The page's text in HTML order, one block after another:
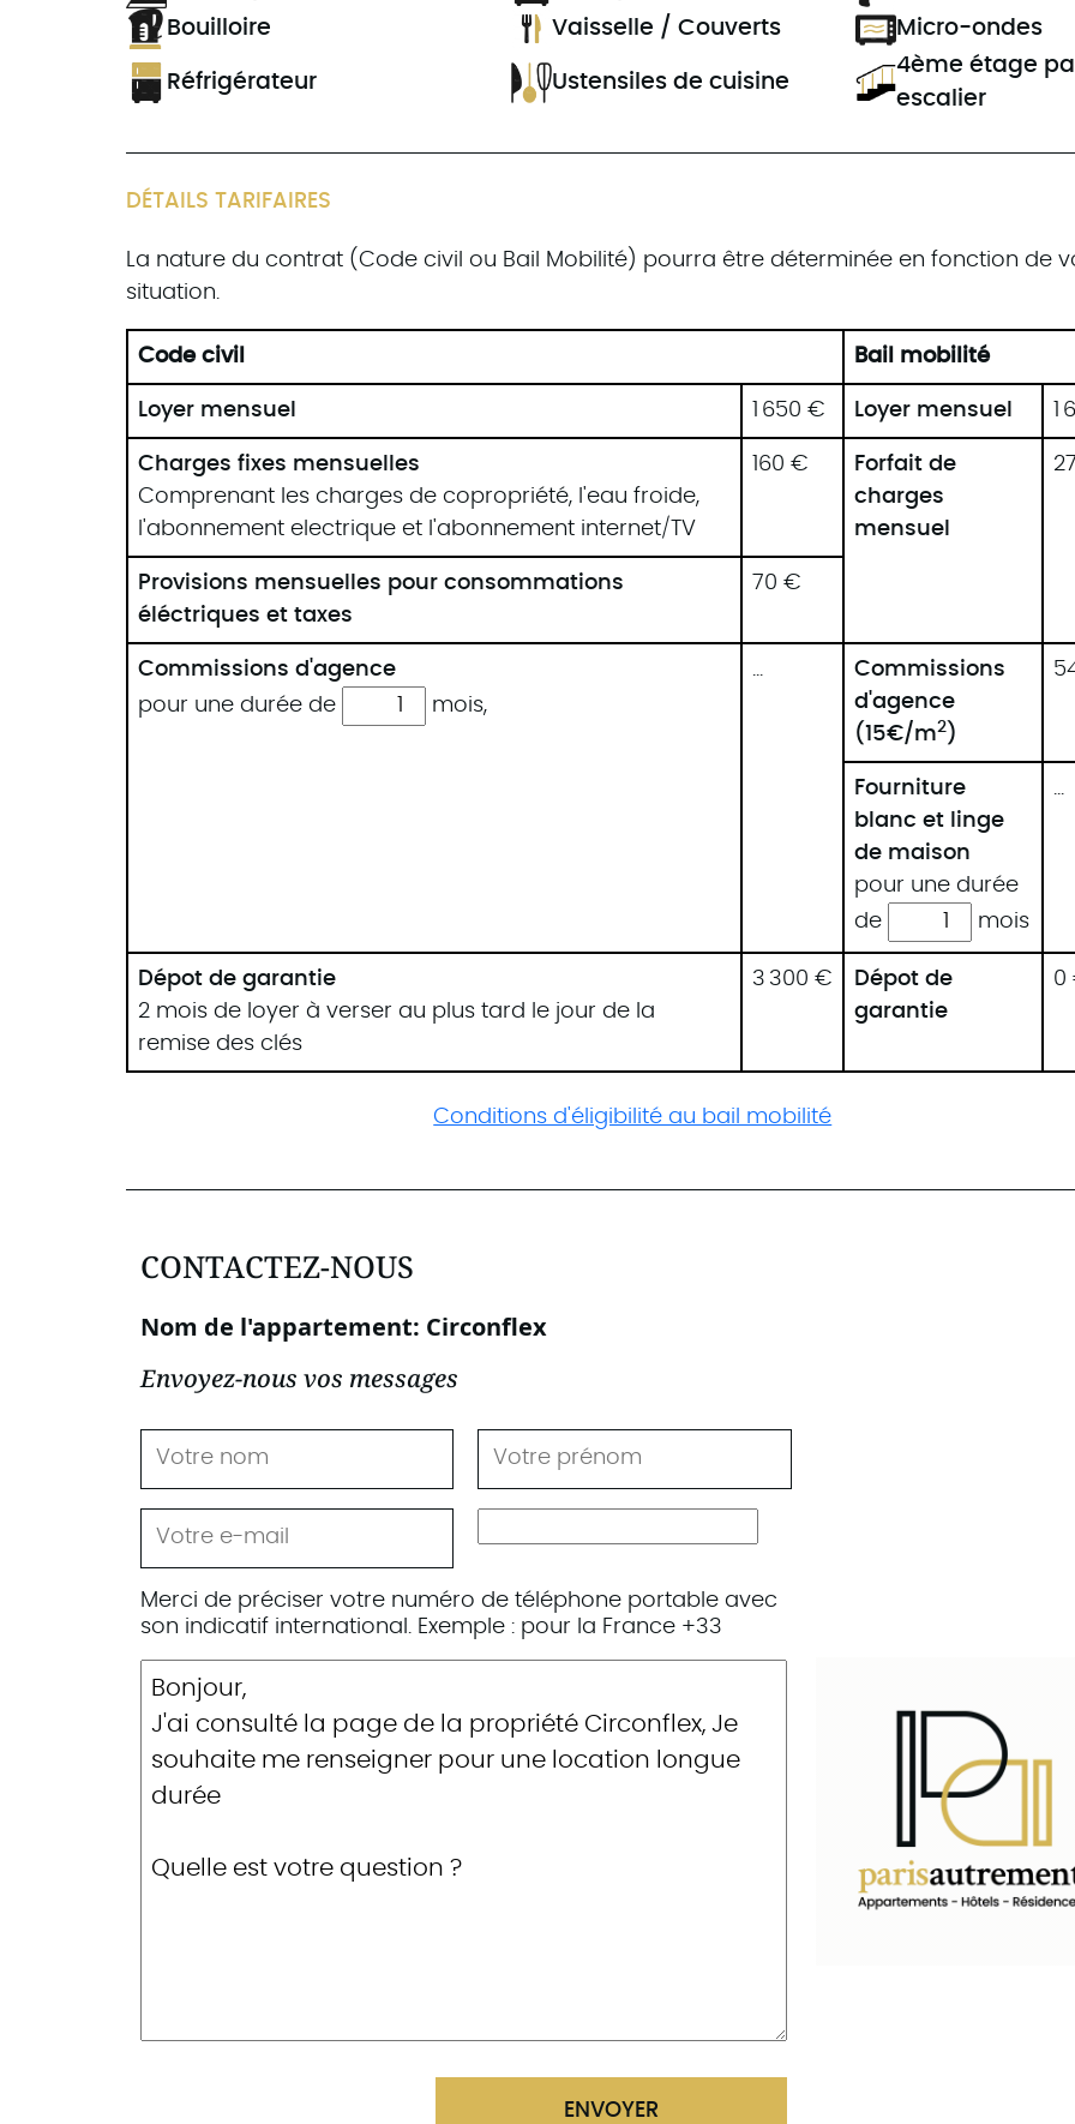
Bouilloire
Vaisselle / Couverts Micro-ondes
Réfrigérateur Ustensiles de cuisine
4ème étage
escalier
DÉTAILS TARIFAIRES
La nature du contrat (Code civil ou Bail Mobilité) pourra être déterminée en fonction de
situation.
Code civil Bail mobilité
Loyer mensuel 1 650 € Loyer mensuel
Charges fixes mensuelles
Comprenant les charges de copropriété, l'eau froide,
l'abonnement electrique et l'abonnement internet/TV
160 €
Forfait de
charges
mensuel
Provisions mensuelles pour consommations
éléctriques et taxes
70 €
Commissions d'agence
pour une durée de
mois,
...
Commissions
d'agence
(15€/m2 )
Fourniture
blanc et linge
de maison
pour une durée
de
mois
...
Dépot de garantie
2 mois de loyer à verser au plus tard le jour de la
remise des clés
3 300 €
Dépot de
garantie
0
Conditions d'éligibilité au bail mobilité
CONTACTEZ-NOUS
Nom de l'appartement: Circonflex
Envoyez-nous vos messages
Merci de préciser votre numéro de téléphone portable avec
son indicatif international. Exemple : pour la France +33
ENVOYER